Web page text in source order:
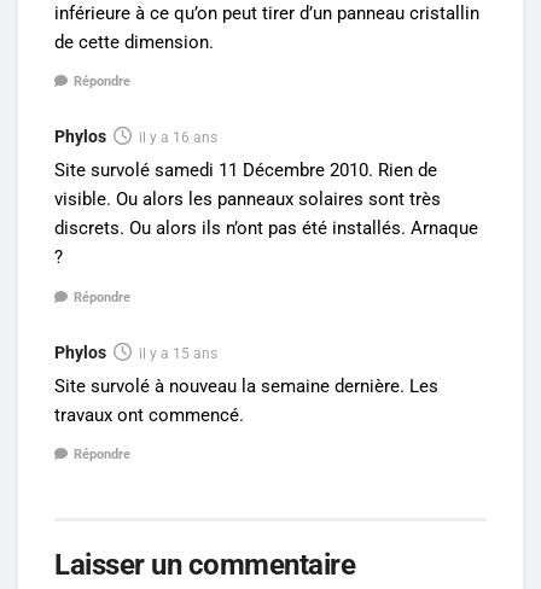
inférieure à ce qu’on peut tirer d’un panneau cristallin
de cette dimension.
Répondre
Phylos il y a 16 ans
Site survolé samedi 11 Décembre 2010. Rien de
visible. Ou alors les panneaux solaires sont très
discrets. Ou alors ils n’ont pas été installés. Arnaque
?
Répondre
Phylos il y a 15 ans
Site survolé à nouveau la semaine dernière. Les
travaux ont commencé.
Répondre
Laisser un commentaire